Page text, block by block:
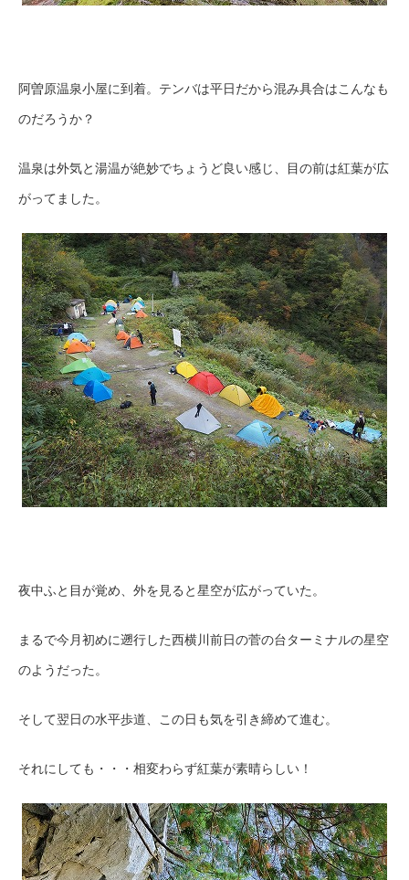
阿曽原温泉小屋に到着。テンバは平日だから混み具合はこんなも
のだろうか？
温泉は外気と湯温が絶妙でちょうど良い感じ、目の前は紅葉が広
がってました。
夜中ふと目が覚め、外を見ると星空が広がっていた。
まるで今月初めに遡行した西横川前日の菅の台ターミナルの星空
のようだった。
そして翌日の水平歩道、この日も気を引き締めて進む。
それにしても・・・相変わらず紅葉が素晴らしい！